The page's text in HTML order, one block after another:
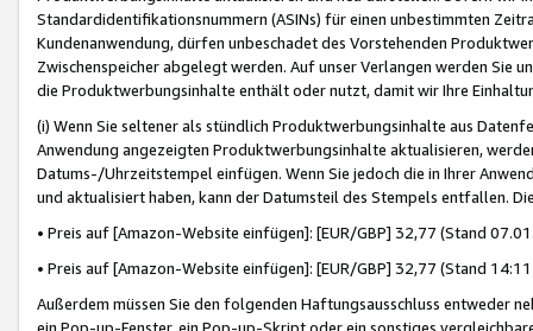
Standardidentifikationsnummern (ASINs) für einen unbestimmten
Kundenanwendung, dürfen unbeschadet des Vorstehenden
Zwischenspeicher abgelegt werden. Auf unser Verlangen werden Sie
die Produktwerbungsinhalte enthält oder nutzt, damit wir Ihre
(i) Wenn Sie seltener als stündlich Produktwerbungsinhalte aus
Anwendung angezeigten Produktwerbungsinhalte aktualisieren,
Datums-/Uhrzeitstempel einfügen. Wenn Sie jedoch die in Ihrer
und aktualisiert haben, kann der Datumsteil des Stempels entfallen.
• Preis auf [Amazon-Website einfügen]: [EUR/GBP] 32,77 (Stand
• Preis auf [Amazon-Website einfügen]: [EUR/GBP] 32,77 (Stand
Außerdem müssen Sie den folgenden Haftungsausschluss entweder
ein Pop-up-Fenster, ein Pop-up-Skript oder ein sonstiges